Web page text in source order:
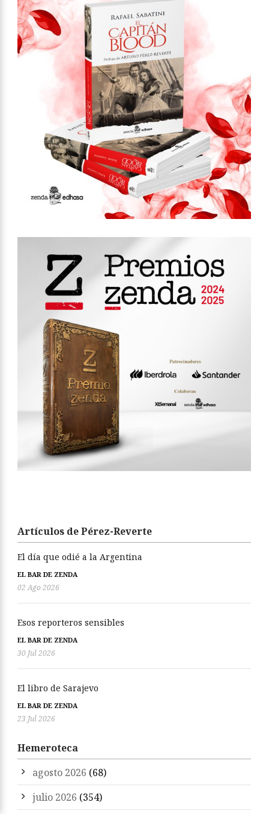
Artículos de Pérez-Reverte
El día que odié a la Argentina
EL BAR DE ZENDA
02 Ago 2026
Esos reporteros sensibles
EL BAR DE ZENDA
30 Jul 2026
El libro de Sarajevo
EL BAR DE ZENDA
23 Jul 2026
Hemeroteca
agosto 2026 (68)
julio 2026 (354)